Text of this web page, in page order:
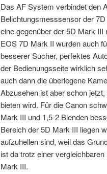
Das AF System verbindet den
Belichtungsmesssensor der
eine gegenüber der 5D Mark
EOS 7D Mark II wurden auch
besserer Sucher, perfektes
der Bedienungsseite wirklich
auch dann die überlegene
Abzusehen ist aber schon
bieten wird. Für die Canon
Mark III und 1,5-2 Blenden
Bereich der 5D Mark III liegen
aufzuhellen sind, weil das
ist da trotz einer
Mark III.